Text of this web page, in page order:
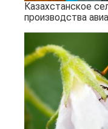
Казахстанское
производства